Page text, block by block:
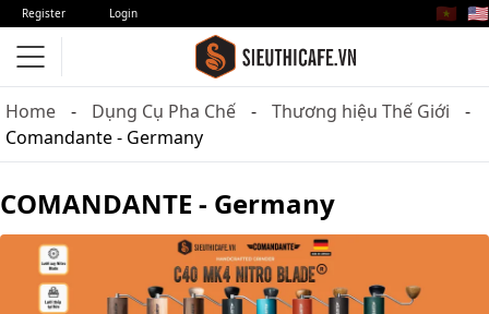
Register Login 🇻🇳 🇺🇸
Home Dụng Cụ Pha Chế
Thương hiệu Thế Giới
Comandante - Germany
COMANDANTE - Germany